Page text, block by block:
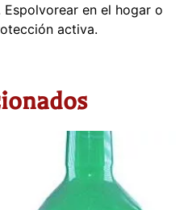
en el hogar o
activa.